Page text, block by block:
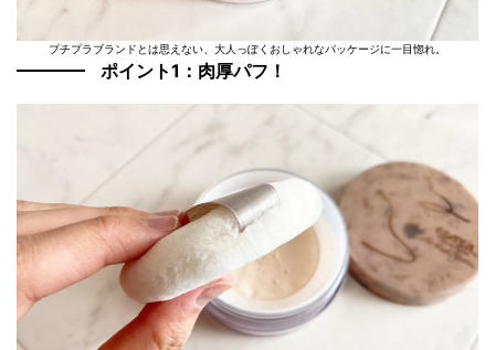
プチプラブランドとは思えない、大人っぽくおしゃれなパッケージに一目惚れ。
ポイント1：肉厚パフ！